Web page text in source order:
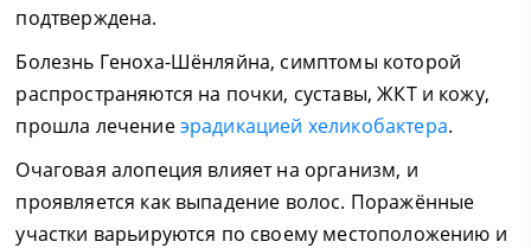
подтверждена.
Болезнь Геноха-Шёнляйна, симптомы которой
распространяются на почки, суставы, ЖКТ и кожу,
прошла лечениеэрадикацией хеликобактера.
Очаговая алопеция влияет на организм, и
проявляется как выпадение волос. Поражённые
участки варьируются по своему местоположению и